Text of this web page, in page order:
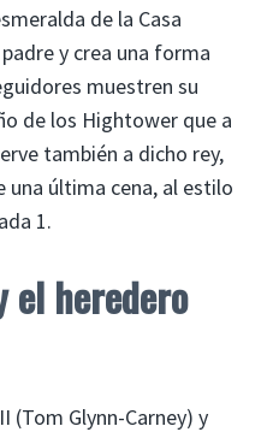
de la Casa
y crea una forma
muestren su
de los Hightower que a
también a dicho rey,
una última cena, al estilo
1.
el heredero
(Tom Glynn-Carney) y